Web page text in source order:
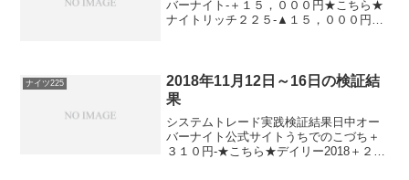
バーナイト-＋１５，０００円★こちら★
ナイトリッチ２２５-▲１５，０００円パ
００円...
ナイツ225
2018年11月12日～16日の検証結
果
システムトレード実践検証結果日中オー
バーナイト公式サイトうちでのこづち＋
３１０円-★こちら★デイリー2018＋２７